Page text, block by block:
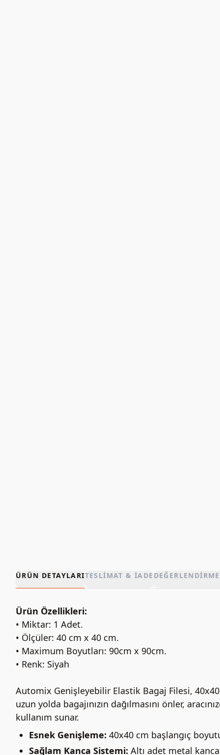
ÜRÜN DETAYLARITESLIMAT & İADE
Ürün Özellikleri:
• Miktar: 1 Adet.
• Ölçüler: 40 cm x 40 cm.
• Maximum Boyutları: 90cm x 90cm.
• Renk: Siyah
Automix Genişleyebilir Elastik Bagaj Filesi,
uzun yolda bagajınızın dağılmasını önler,
kullanım sunar.
Esnek Genişleme: 40x40 cm başlangıç
Sağlam Kanca Sistemi: Altı adet metal